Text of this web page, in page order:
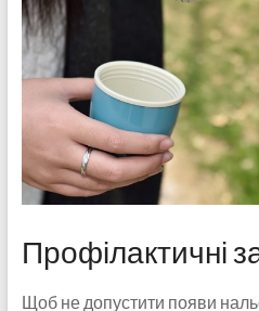
Профілактичні
Щоб не допустити появи